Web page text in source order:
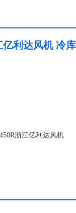
亿利达风机 冷库
浙江亿利达风机